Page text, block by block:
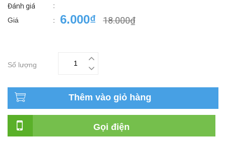
Đánh giá
:
Giá
: 6.000₫ 18.000₫
Số lượng
Thêm vào giỏ hàng
Gọi điện